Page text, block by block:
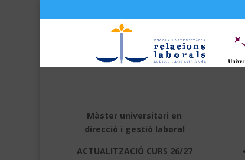
Màster universitari en
direcció i gestió laboral
ACTUALITZACIÓ CURS 26/27